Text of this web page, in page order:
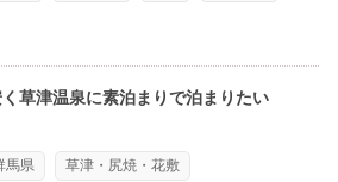
草津温泉に素泊まりで泊まりたい
馬県 草津・尻焼・花敷